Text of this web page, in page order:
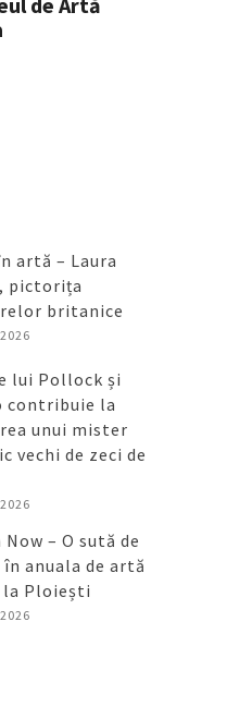
artă – Laura
pictorița
britanice
lui Pollock și
contribuie la
unui mister
vechi de zeci de
– O sută de
anuala de artă
la Ploiești